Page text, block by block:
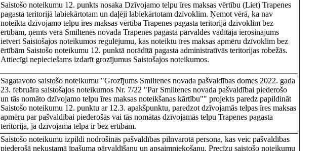
Saistošo noteikumu 12. punkts nosaka Dzīvojamo telpu īres maksas vērtību (Liet) Trapenes
pagasta teritorijā labiekārtotam un daļēji labiekārtotam dzīvoklim. Ņemot vērā, ka nav
noteikta dzīvojamo telpu īres maksas vērtība Trapenes pagasta teritorijā dzīvoklim bez
ērtībām, ņemts vērā Smiltenes novada Trapenes pagasta pārvaldes vadītāja ierosinājums
ietvert Saistošajos noteikumos regulējumu, kas noteiktu īres maksas apmēru dzīvoklim bez
ērtībām Saistošo noteikumu 12. punktā norādītā pagasta administratīvās teritorijas robežās.
Attiecīgi nepieciešams izdarīt grozījumus Saistošajos noteikumos.
Sagatavoto saistošo noteikumu "Grozījums Smiltenes novada pašvaldības domes 2022. gada
23. februāra saistošajos noteikumos Nr. 7/22 "Par Smiltenes novada pašvaldībai piederošo
un tās nomāto dzīvojamo telpu īres maksas noteikšanas kārtību"" projekts paredz papildināt
Saistošo noteikumu 12. punktu ar 12.3. apakšpunktu, paredzot dzīvojamās telpas īres maksas
apmēru par pašvaldībai piederošās vai tās nomātas dzīvojamās telpu Trapenes pagasta
teritorijā, ja dzīvojamā telpa ir bez ērtībām.
Saistošo noteikumu izpildi nodrošinās pašvaldības pilnvarotā persona, kas veic pašvaldības
piederošā nekustamā īpašuma pārvaldīšanu un apsaimniekošanu. Precīzu saistošo noteikumu